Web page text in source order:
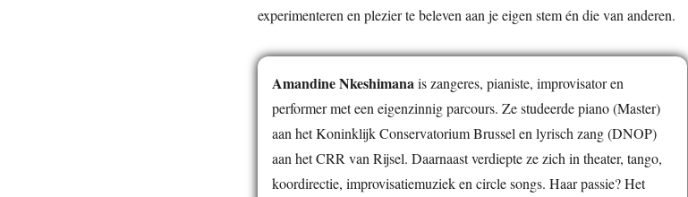
experimenteren en plezier te beleven aan je eigen stem én die van anderen.
Amandine Nkeshimanais zangeres, pianiste, improvisator en
performer met een eigenzinnig parcours. Ze studeerde piano (Master)
aan het Koninklijk Conservatorium Brussel en lyrisch zang (DNOP)
aan het CRR van Rijsel. Daarnaast verdiepte ze zich in theater, tango,
koordirectie, improvisatiemuziek en circle songs. Haar passie? Het